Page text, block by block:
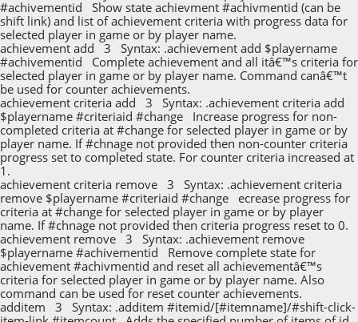
#achivementid Show state achievment #achivmentid (can be
shift link) and list of achievement criteria with progress data for
selected player in game or by player name.
achievement add 3 Syntax: .achievement add $playername
#achivementid Complete achievement and all itâ€™s criteria for
selected player in game or by player name. Command canâ€™t
be used for counter achievements.
achievement criteria add 3 Syntax: .achievement criteria add
$playername #criteriaid #change Increase progress for non-
completed criteria at #change for selected player in game or by
player name. If #chnage not provided then non-counter criteria
progress set to completed state. For counter criteria increased at
1.
achievement criteria remove 3 Syntax: .achievement criteria
remove $playername #criteriaid #change ecrease progress for
criteria at #change for selected player in game or by player
name. If #chnage not provided then criteria progress reset to 0.
achievement remove 3 Syntax: .achievement remove
$playername #achivementid Remove complete state for
achievement #achivmentid and reset all achievementâ€™s
criteria for selected player in game or by player name. Also
command can be used for reset counter achievements.
additem 3 Syntax: .additem #itemid/[#itemname]/#shift-click-